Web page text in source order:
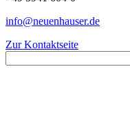
info@neuenhauser.de
Zur Kontaktseite